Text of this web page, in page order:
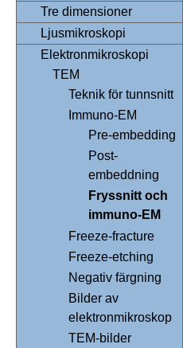
Tre dimensioner
Ljusmikroskopi
Elektronmikroskopi
TEM
Teknik för tunnsnitt
Immuno-EM
Pre-embedding
Post-
embeddning
Fryssnitt och
immuno-EM
Freeze-fracture
Freeze-etching
Negativ färgning
Bilder av
elektronmikroskop
TEM-bilder